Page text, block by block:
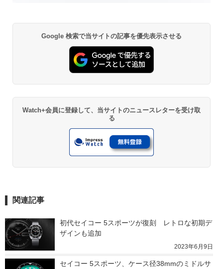
Google 検索で当サイトの記事を優先表示させる
Watch+会員に登録して、当サイトのニュースレターを受け取
る
関連記事
初代セイコー 5スポーツが復刻　レトロな初期デ
ザインも追加
2023年6月9日
セイコー 5スポーツ、ケース径38mmのミドルサ